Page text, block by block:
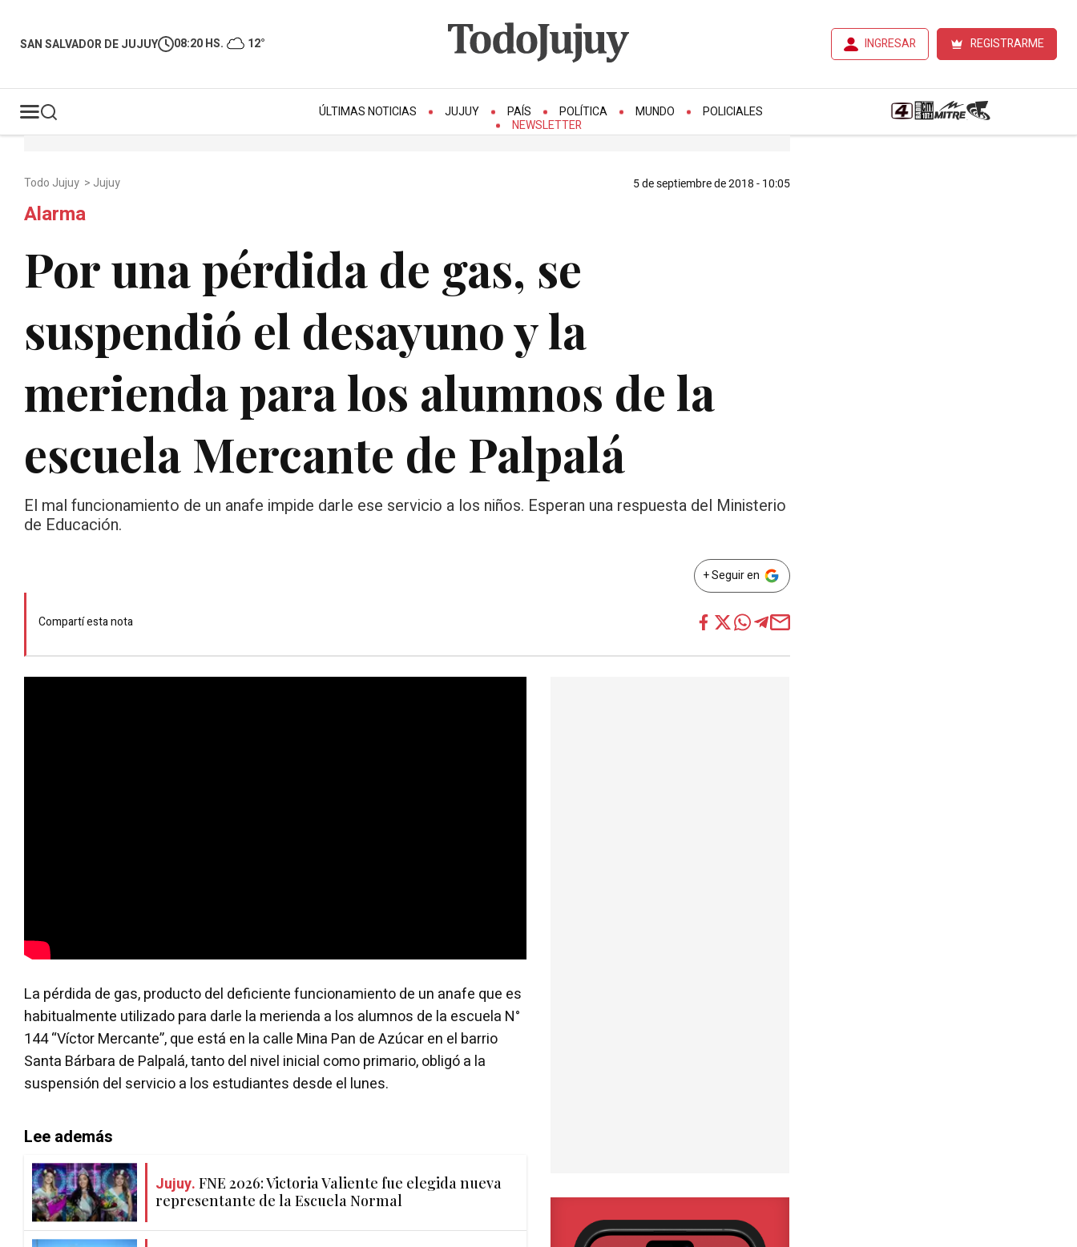
SAN SALVADOR DE JUJUY 08:20 HS. 12° INGRESAR REGISTRARME
ÚLTIMAS NOTICIAS JUJUY PAÍS POLÍTICA MUNDO
POLICIALES
NEWSLETTER
Todo Jujuy > Jujuy 5 de septiembre de 2018 - 10:05
Alarma
Por una pérdida de gas, se
suspendió el desayuno y la
merienda para los alumnos de la
escuela Mercante de Palpalá
El mal funcionamiento de un anafe impide darle ese servicio a los niños. Esperan una respuesta del Ministerio
de Educación.
+ Seguir en
Compartí esta nota
La pérdida de gas, producto del deficiente funcionamiento de un anafe que es
habitualmente utilizado para darle la merienda a los alumnos de la escuela N°
144 “Víctor Mercante”, que está en la calle Mina Pan de Azúcar en el barrio
Santa Bárbara de Palpalá, tanto del nivel inicial como primario, obligó a la
suspensión del servicio a los estudiantes desde el lunes.
Lee además
Jujuy. FNE 2026: Victoria Valiente fue elegida nueva
representante de la Escuela Normal